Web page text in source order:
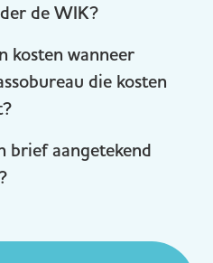
de WIK?
kosten wanneer
die kosten
brief aangetekend